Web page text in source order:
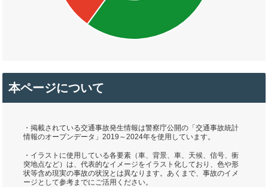
本ページについて
・掲載されている交通事故発生情報は警察庁公開の「交通事故統計
情報のオープンデータ」2019～2024年を使用しています。
・イラストに使用している各要素（車、背景、車、天候、信号、衝
突地点など）は、代表的なイメージをイラスト化しており、色や形
状等含め現実の事故の状況とは異なります。あくまで、事故のイメ
ージとして参考までにご活用ください。